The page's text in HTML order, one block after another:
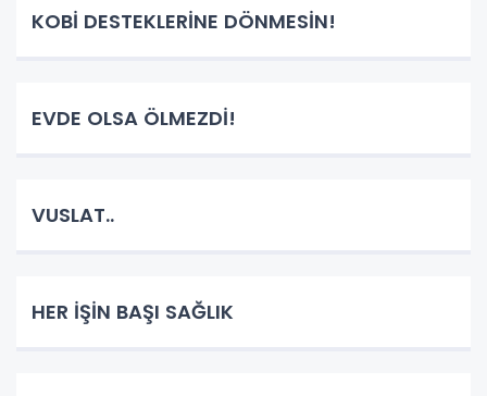
KOBİ DESTEKLERİNE DÖNMESİN!
EVDE OLSA ÖLMEZDİ!
VUSLAT..
HER İŞİN BAŞI SAĞLIK